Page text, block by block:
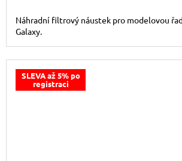
Náhradní filtrový náustek pro modelovou
Galaxy.
SLEVA až 5% po
registraci